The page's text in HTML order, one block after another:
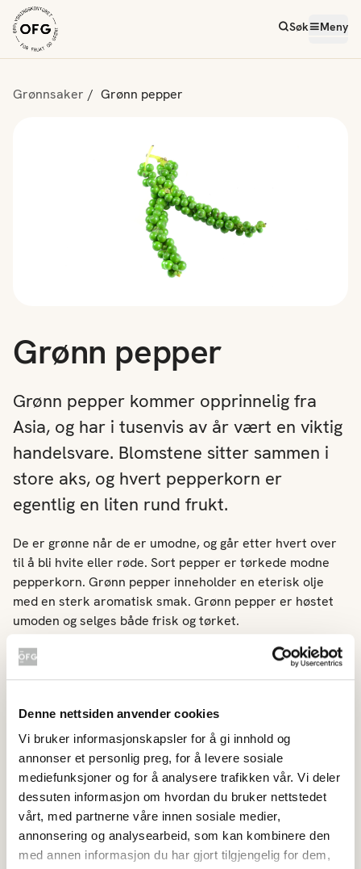
Denne nettsiden anvender cookies
Vi bruker informasjonskapsler for å gi innhold og
annonser et personlig preg, for å levere sosiale
mediefunksjoner og for å analysere trafikken vår. Vi deler
dessuten informasjon om hvordan du bruker nettstedet
vårt, med partnerne våre innen sosiale medier,
annonsering og analysearbeid, som kan kombinere den
med annen informasjon du har gjort tilgjengelig for dem,
Søk Meny
Grønnsaker Grønn pepper
Grønn pepper
Grønn pepper kommer opprinnelig fra
Asia, og har i tusenvis av år vært en viktig
handelsvare. Blomstene sitter sammen i
store aks, og hvert pepperkorn er
egentlig en liten rund frukt.
De er grønne når de er umodne, og går etter hvert over
til å bli hvite eller røde. Sort pepper er tørkede modne
pepperkorn. Grønn pepper inneholder en eterisk olje
med en sterk aromatisk smak. Grønn pepper er høstet
umoden og selges både frisk og tørket.
Bruksområde
Frisk grønn pepper selges på stilk og er veldig dekorativ.
pepper. De kan brukes hele eller knust som krydder.
Frisk pepper er mye brukt i restaurantbransjen til
peppersaus og et dekorativt smakstilskudd til
kjøttretter.
Egenskaper
Grønn pepper brukes som krydder og har - pga. at vi
spiser så lite - ingen ernæringsmessig betydning